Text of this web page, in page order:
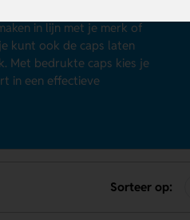
in lijn met je merk of
kunt ook de caps laten
Met bedrukte caps kies je
in een effectieve
Sorteer op: